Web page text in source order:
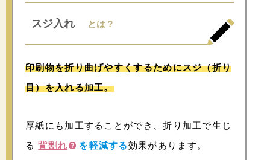
スジ入れ とは？
印刷物を折り曲げやすくするためにスジ（折り
目）を入れる加工。
厚紙にも加工することができ、折り加工で生じ
る 背割れ を軽減する効果があります。